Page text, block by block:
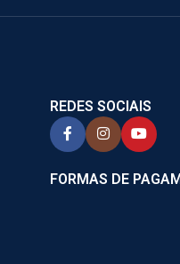
REDES SOCIAIS
FORMAS DE